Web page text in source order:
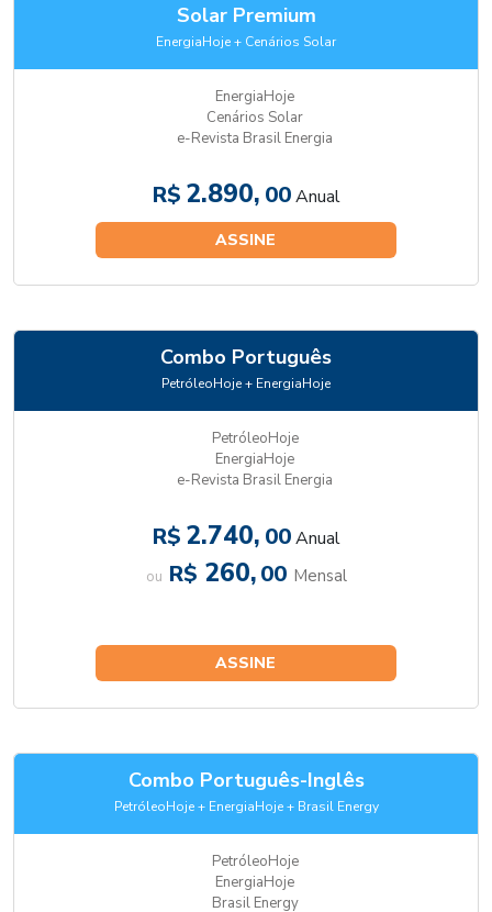
Solar Premium
EnergiaHoje + Cenários Solar
EnergiaHoje
Cenários Solar
e-Revista Brasil Energia
R$ 2.890, 00 Anual
ASSINE
Combo Português
PetróleoHoje + EnergiaHoje
PetróleoHoje
EnergiaHoje
e-Revista Brasil Energia
R$ 2.740, 00 Anual
ou R$ 260,00 Mensal
ASSINE
Combo Português-Inglês
PetróleoHoje + EnergiaHoje + Brasil Energy
PetróleoHoje
EnergiaHoje
Brasil Energy